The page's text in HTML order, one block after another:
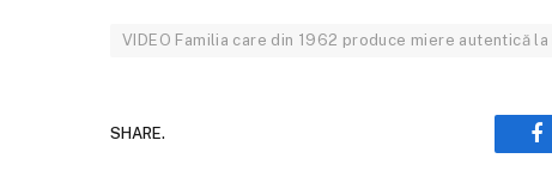
VIDEO Familia care din 1962 produce miere autentică la
SHARE.